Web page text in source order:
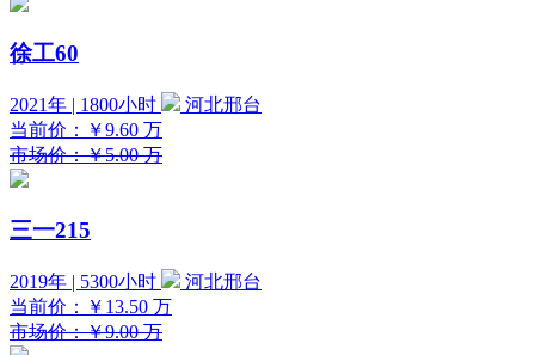
徐工60
2021年 | 1800小时
河北邢台
当前价：
￥9.60 万
市场价：￥5.00 万
三一215
2019年 | 5300小时
河北邢台
当前价：
￥13.50 万
市场价：￥9.00 万